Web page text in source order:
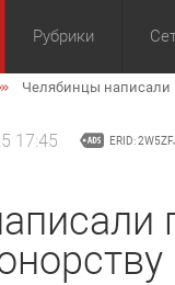
Рубрики
Общество
Челябинцы написали
17:45 ERID: